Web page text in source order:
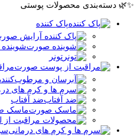
✨🌿 دسته‌بندی محصولات پوستی
پاک کننده
تونر
ضد آفتاب
ماسک